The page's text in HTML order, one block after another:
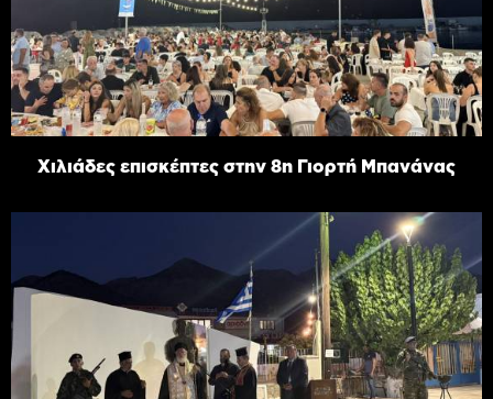
Χιλιάδες επισκέπτες στην 8η Γιορτή Μπανάνας